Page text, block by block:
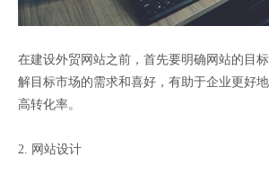
在建设外贸网站之前，首先要明确网站的目
解目标市场的需求和喜好，有助于企业更好
高转化率。
2. 网站设计